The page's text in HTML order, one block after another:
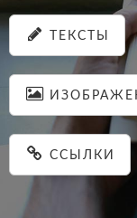
ТЕКСТЫ
ССЫЛКИ